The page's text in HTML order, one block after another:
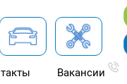
Вакансии